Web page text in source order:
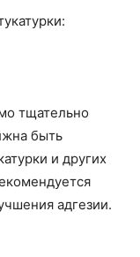
тщательно
быть
и других
адгезии.